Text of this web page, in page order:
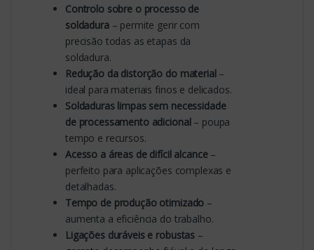
Controlo sobre o processo de
soldadura– permite gerir com
precisão todas as etapas da
soldadura.
Redução da distorção do material–
ideal para materiais finos e delicados.
Soldaduras limpas sem necessidade
de processamento adicional– poupa
tempo e recursos.
Acesso a áreas de difícil alcance–
perfeito para aplicações complexas e
detalhadas.
Tempo de produção otimizado –
aumenta a eficiência do trabalho.
Ligações duráveis e robustas –